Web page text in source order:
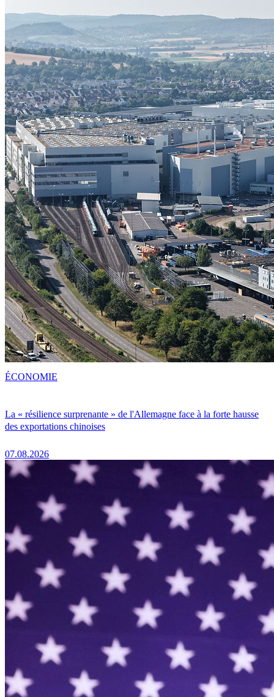
La « résilience surprenante » de l'Allemagne face à la forte hausse
des exportations chinoises
07.08.2026
ÉCONOMIE